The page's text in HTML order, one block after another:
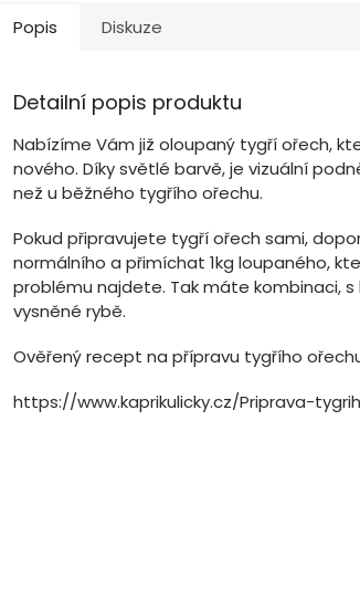
Popis Diskuze
Detailní popis produktu
Nabízíme Vám již oloupaný tygří ořech,
nového. Díky světlé barvě, je vizuální
než u běžného tygřího ořechu.
Pokud připravujete tygří ořech sami,
normálního a přimíchat 1kg loupaného,
problému najdete. Tak máte kombinaci,
vysněné rybě.
Ověřený recept na přípravu tygřího
https://www.kaprikulicky.cz/Priprava-